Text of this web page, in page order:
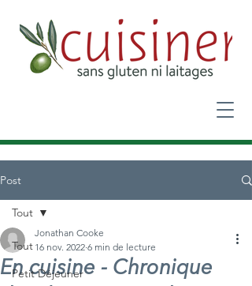
Post
Tout
Petit Déjeuner
Tout
En cuisine - Chronique
Jonathan Cooke
16 nov. 2022 6 min de lecture